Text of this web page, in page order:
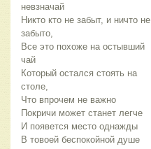
невзначай
Никто кто не забыт, и ничто не
забыто,
Все это похоже на остывший
чай
Который остался стоять на
столе,
Что впрочем не важно
Покричи может станет легче
И появется место однажды
В товоей беспокойной душе